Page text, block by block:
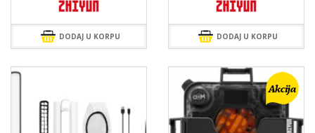
DODAJ U KORPU DODAJ U KORPU